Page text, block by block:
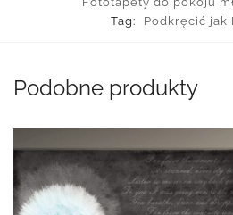
Tag:
Podkręcić jak
Podobne produkty